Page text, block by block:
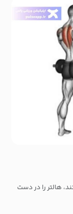
هالتر را در دست